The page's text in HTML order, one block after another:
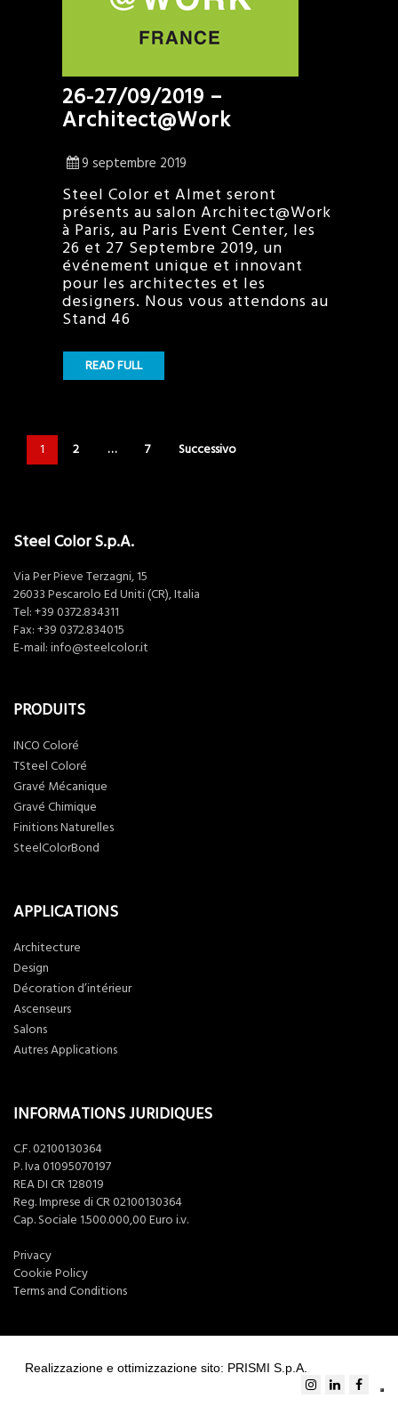
26-27/09/2019 –
Architect@Work
9 septembre 2019
Steel Color et Almet seront
présents au salon Architect@Work
à Paris, au Paris Event Center, les
26 et 27 Septembre 2019, un
événement unique et innovant
pour les architectes et les
designers. Nous vous attendons au
Stand 46
READ FULL
1 2 … 7 Successivo
Steel Color S.p.A.
Via Per Pieve Terzagni, 15
26033 Pescarolo Ed Uniti (CR), Italia
Tel: +39 0372.834311
Fax: +39 0372.834015
E-mail: info@steelcolor.it
PRODUITS
INCO Coloré
TSteel Coloré
Gravé Mécanique
Gravé Chimique
Finitions Naturelles
SteelColorBond
APPLICATIONS
Architecture
Design
Décoration d’intérieur
Ascenseurs
Salons
Autres Applications
INFORMATIONS JURIDIQUES
C.F. 02100130364
P. Iva 01095070197
REA DI CR 128019
Reg. Imprese di CR 02100130364
Cap. Sociale 1.500.000,00 Euro i.v.
Privacy
Cookie Policy
Terms and Conditions
Realizzazione e ottimizzazione sito: PRISMI S.p.A.